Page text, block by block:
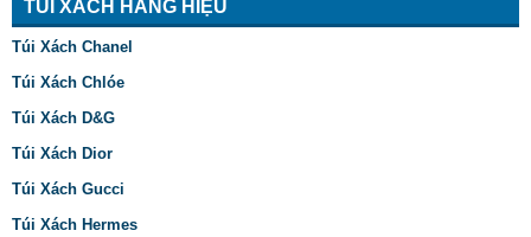
TÚI XÁCH HÀNG HIỆU
Túi Xách Chanel
Túi Xách Chlóe
Túi Xách D&G
Túi Xách Dior
Túi Xách Gucci
Túi Xách Hermes